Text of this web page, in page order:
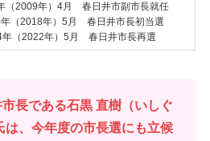
（2009年）4月 春日井市副市長就任
年（2018年）5月 春日井市長初当選
年（2022年）5月 春日井市長再選
長である石黒 直樹（いしぐ
は、今年度の市長選にも立候